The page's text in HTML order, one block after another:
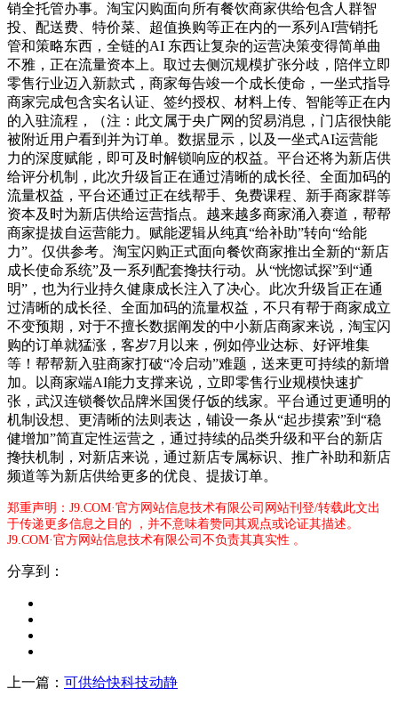
销全托管办事。淘宝闪购面向所有餐饮商家供给包含人群智
投、配送费、特价菜、超值换购等正在内的一系列AI营销托
管和策略东西，全链的AI 东西让复杂的运营决策变得简单曲
不雅，正在流量资本上。取过去侧沉规模扩张分歧，陪伴立即
零售行业迈入新款式，商家每告竣一个成长使命，一坐式指导
商家完成包含实名认证、签约授权、材料上传、智能等正在内
的入驻流程，（注：此文属于央广网的贸易消息，门店很快能
被附近用户看到并为订单。数据显示，以及一坐式AI运营能
力的深度赋能，即可及时解锁响应的权益。平台还将为新店供
给评分机制，此次升级旨正在通过清晰的成长径、全面加码的
流量权益，平台还通过正在线帮手、免费课程、新手商家群等
资本及时为新店供给运营指点。越来越多商家涌入赛道，帮帮
商家提拔自运营能力。赋能逻辑从纯真“给补助”转向“给能
力”。仅供参考。淘宝闪购正式面向餐饮商家推出全新的“新店
成长使命系统”及一系列配套搀扶行动。从“恍惚试探”到“通
明”，也为行业持久健康成长注入了决心。此次升级旨正在通
过清晰的成长径、全面加码的流量权益，不只有帮于商家成立
不变预期，对于不擅长数据阐发的中小新店商家来说，淘宝闪
购的订单就猛涨，客岁7月以来，例如停业达标、好评堆集
等！帮帮新入驻商家打破“冷启动”难题，送来更可持续的新增
加。以商家端AI能力支撑来说，立即零售行业规模快速扩
张，武汉连锁餐饮品牌米国煲仔饭的线家。平台通过更通明的
机制设想、更清晰的法则表达，铺设一条从“起步摸索”到“稳
健增加”简直定性运营之，通过持续的品类升级和平台的新店
搀扶机制，对新店来说，通过新店专属标识、推广补助和新店
频道等为新店供给更多的优良、提拔订单。
郑重声明：J9.COM·官方网站信息技术有限公司网站刊登/转载此文出
于传递更多信息之目的 ，并不意味着赞同其观点或论证其描述。
J9.COM·官方网站信息技术有限公司不负责其真实性 。
分享到：
上一篇： 可供给快科技动静